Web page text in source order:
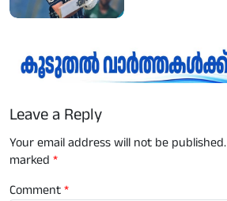
Leave a Reply
Your email address will not be published.
marked *
Comment*